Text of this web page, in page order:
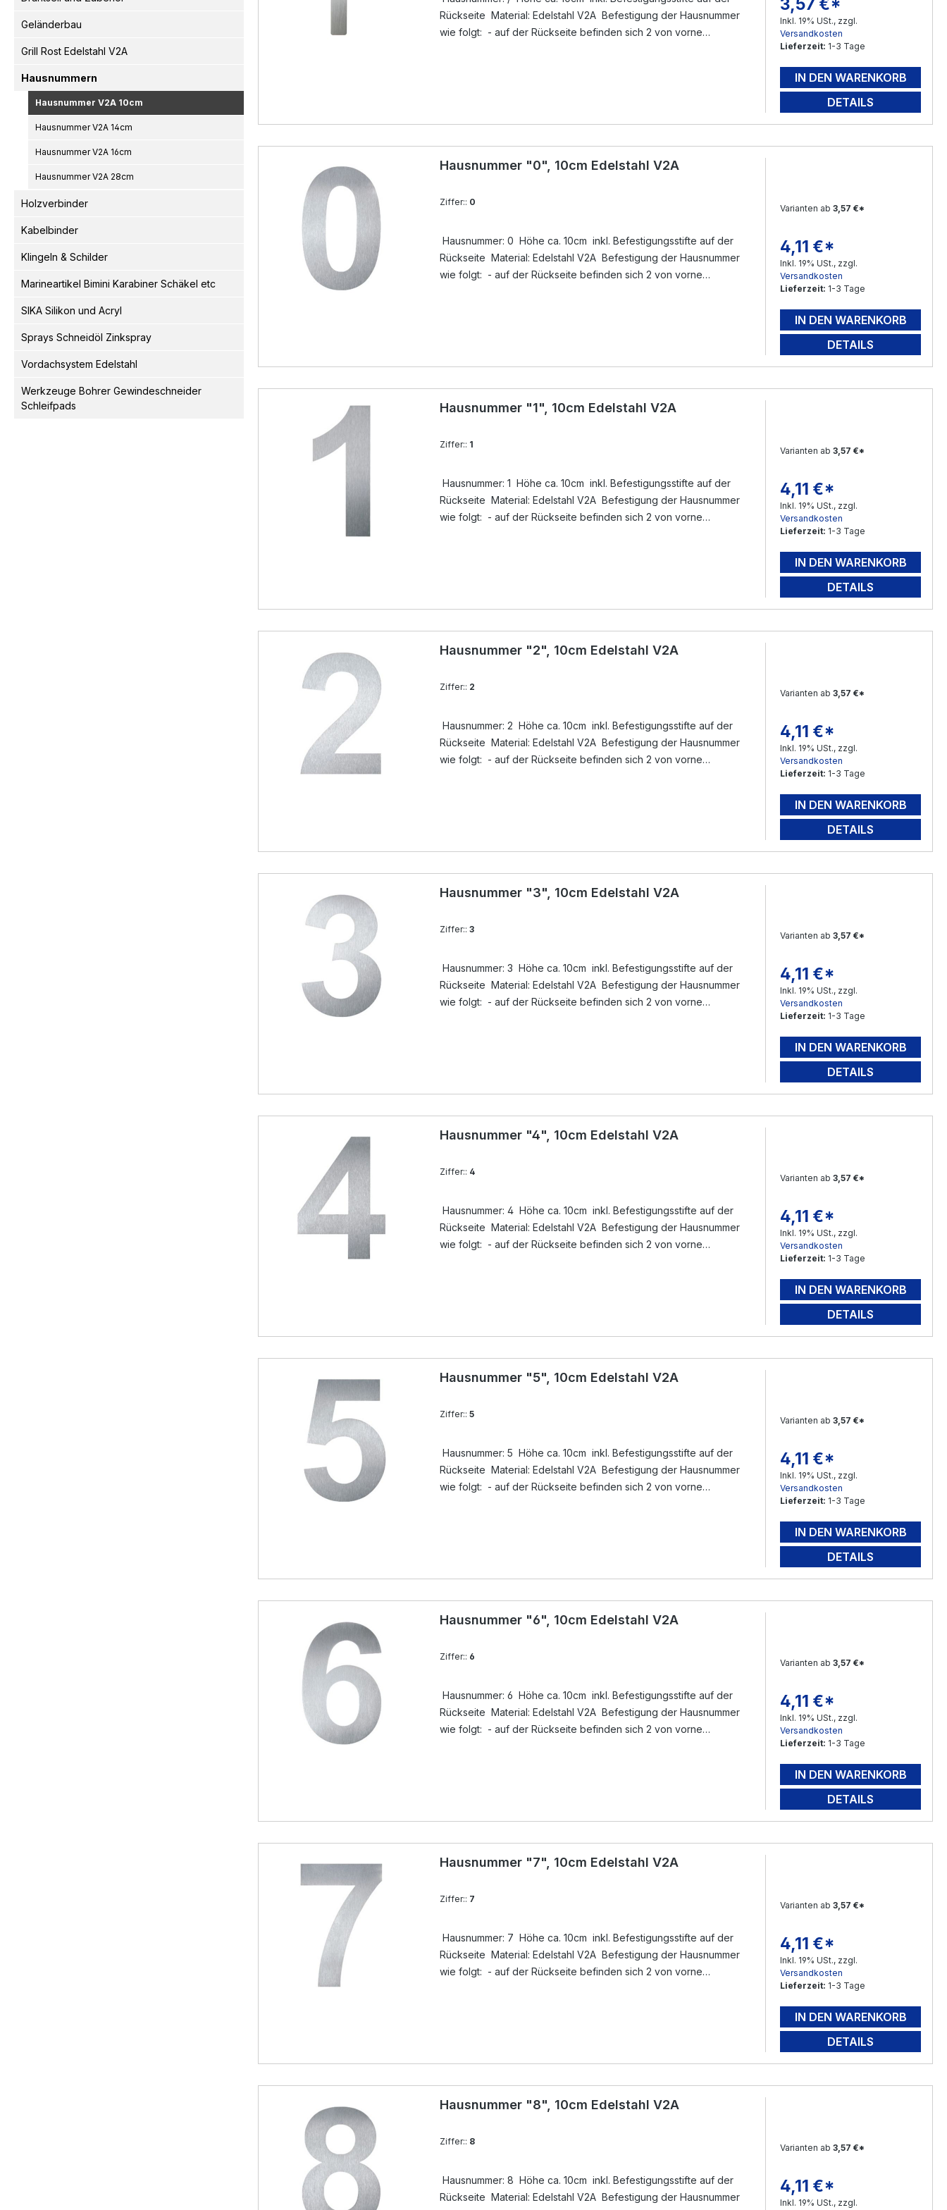
Geländerbau
Grill Rost Edelstahl V2A
Hausnummern
Hausnummer V2A 10cm
Hausnummer V2A 14cm
Hausnummer V2A 16cm
Hausnummer V2A 28cm
Holzverbinder
Kabelbinder
Klingeln & Schilder
Marineartikel Bimini Karabiner Schäkel etc
SIKA Silikon und Acryl
Sprays Schneidöl Zinkspray
Vordachsystem Edelstahl
Werkzeuge Bohrer Gewindeschneider
Schleifpads
Rückseite Material: Edelstahl V2A Befestigung der Hausnummer
wie folgt: - auf der Rückseite befinden sich 2 von vorne
Regulärer Preis:
3,57 €*
Inkl. 19% USt., zzgl.
Versandkosten
Lieferzeit: 1-3 Tage
IN DEN WARENKORB
DETAILS
Hausnummer "0", 10cm Edelstahl V2A
Ziffer:: 0
Hausnummer: 0 Höhe ca. 10cm inkl. Befestigungsstifte auf der
Rückseite Material: Edelstahl V2A Befestigung der Hausnummer
wie folgt: - auf der Rückseite befinden sich 2 von vorne
Varianten ab 3,57 €*
Regulärer Preis:
4,11 €*
Inkl. 19% USt., zzgl.
Versandkosten
Lieferzeit: 1-3 Tage
IN DEN WARENKORB
DETAILS
Hausnummer "1", 10cm Edelstahl V2A
Ziffer:: 1
Hausnummer: 1 Höhe ca. 10cm inkl. Befestigungsstifte auf der
Rückseite Material: Edelstahl V2A Befestigung der Hausnummer
wie folgt: - auf der Rückseite befinden sich 2 von vorne
Varianten ab 3,57 €*
Regulärer Preis:
4,11 €*
Inkl. 19% USt., zzgl.
Versandkosten
Lieferzeit: 1-3 Tage
IN DEN WARENKORB
DETAILS
Hausnummer "2", 10cm Edelstahl V2A
Ziffer:: 2
Hausnummer: 2 Höhe ca. 10cm inkl. Befestigungsstifte auf der
Rückseite Material: Edelstahl V2A Befestigung der Hausnummer
wie folgt: - auf der Rückseite befinden sich 2 von vorne
Varianten ab 3,57 €*
Regulärer Preis:
4,11 €*
Inkl. 19% USt., zzgl.
Versandkosten
Lieferzeit: 1-3 Tage
IN DEN WARENKORB
DETAILS
Hausnummer "3", 10cm Edelstahl V2A
Ziffer:: 3
Hausnummer: 3 Höhe ca. 10cm inkl. Befestigungsstifte auf der
Rückseite Material: Edelstahl V2A Befestigung der Hausnummer
wie folgt: - auf der Rückseite befinden sich 2 von vorne
Varianten ab 3,57 €*
Regulärer Preis:
4,11 €*
Inkl. 19% USt., zzgl.
Versandkosten
Lieferzeit: 1-3 Tage
IN DEN WARENKORB
DETAILS
Hausnummer "4", 10cm Edelstahl V2A
Ziffer:: 4
Hausnummer: 4 Höhe ca. 10cm inkl. Befestigungsstifte auf der
Rückseite Material: Edelstahl V2A Befestigung der Hausnummer
wie folgt: - auf der Rückseite befinden sich 2 von vorne
Varianten ab 3,57 €*
Regulärer Preis:
4,11 €*
Inkl. 19% USt., zzgl.
Versandkosten
Lieferzeit: 1-3 Tage
IN DEN WARENKORB
DETAILS
Hausnummer "5", 10cm Edelstahl V2A
Ziffer:: 5
Hausnummer: 5 Höhe ca. 10cm inkl. Befestigungsstifte auf der
Rückseite Material: Edelstahl V2A Befestigung der Hausnummer
wie folgt: - auf der Rückseite befinden sich 2 von vorne
Varianten ab 3,57 €*
Regulärer Preis:
4,11 €*
Inkl. 19% USt., zzgl.
Versandkosten
Lieferzeit: 1-3 Tage
IN DEN WARENKORB
DETAILS
Hausnummer "6", 10cm Edelstahl V2A
Ziffer:: 6
Hausnummer: 6 Höhe ca. 10cm inkl. Befestigungsstifte auf der
Rückseite Material: Edelstahl V2A Befestigung der Hausnummer
wie folgt: - auf der Rückseite befinden sich 2 von vorne
Varianten ab 3,57 €*
Regulärer Preis:
4,11 €*
Inkl. 19% USt., zzgl.
Versandkosten
Lieferzeit: 1-3 Tage
IN DEN WARENKORB
DETAILS
Hausnummer "7", 10cm Edelstahl V2A
Ziffer:: 7
Hausnummer: 7 Höhe ca. 10cm inkl. Befestigungsstifte auf der
Rückseite Material: Edelstahl V2A Befestigung der Hausnummer
wie folgt: - auf der Rückseite befinden sich 2 von vorne
Varianten ab 3,57 €*
Regulärer Preis:
4,11 €*
Inkl. 19% USt., zzgl.
Versandkosten
Lieferzeit: 1-3 Tage
IN DEN WARENKORB
DETAILS
Hausnummer "8", 10cm Edelstahl V2A
Ziffer:: 8
Hausnummer: 8 Höhe ca. 10cm inkl. Befestigungsstifte auf der
Rückseite Material: Edelstahl V2A Befestigung der Hausnummer
Varianten ab 3,57 €*
Regulärer Preis:
4,11 €*
Inkl. 19% USt., zzgl.